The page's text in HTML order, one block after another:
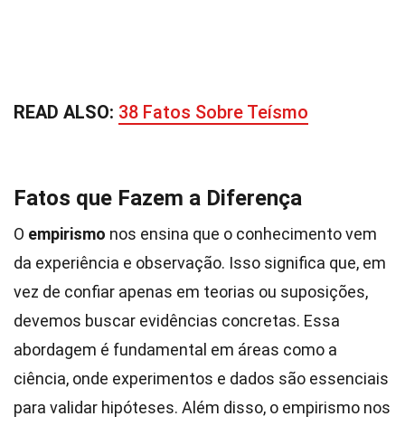
READ ALSO: 38 Fatos Sobre Teísmo
Fatos que Fazem a Diferença
O empirismo nos ensina que o conhecimento vem
da experiência e observação. Isso significa que, em
vez de confiar apenas em teorias ou suposições,
devemos buscar evidências concretas. Essa
abordagem é fundamental em áreas como a
ciência, onde experimentos e dados são essenciais
para validar hipóteses. Além disso, o empirismo nos